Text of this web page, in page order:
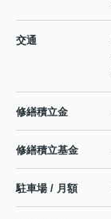
交通
修繕積立金
修繕積立基金
駐車場 / 月額